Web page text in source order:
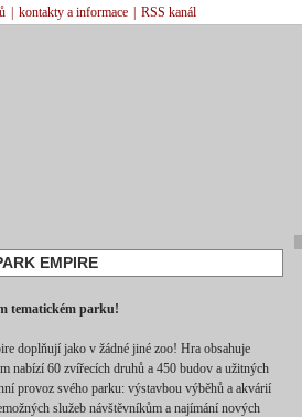
kontakty a informace RSS kanál
EMPIRE
tematickém parku!
doplňují jako v žádné jiné zoo! Hra obsahuje
nabízí 60 zvířecích druhů a 450 budov a užitných
provoz svého parku: výstavbou výběhů a akvárií
služeb návštěvníkům a najímání nových